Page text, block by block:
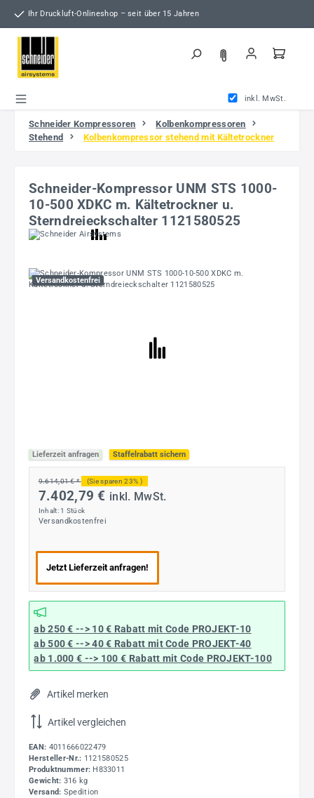
Zum Hauptinhalt springen
Ihr Druckluft-Onlineshop – seit über 15 Jahren
inkl. MwSt.
Schneider Kompressoren
Kolbenkompressoren
Stehend
Kolbenkompressor stehend mit Kältetrockner
Schneider-Kompressor UNM STS 1000-
10-500 XDKC m. Kältetrockner u.
Sterndreieckschalter 1121580525
Bildergalerie überspringen
Versandkostenfrei
Lieferzeit anfragen Staffelrabatt sichern
9.614,01 € * (Sie sparen 23% )
7.402,79 € inkl. MwSt.
Inhalt: 1 Stück
Versandkostenfrei
Jetzt Lieferzeit anfragen!
ab 250 € --> 10 € Rabatt mit Code PROJEKT-10
ab 500 € --> 40 € Rabatt mit Code PROJEKT-40
ab 1.000 € --> 100 € Rabatt mit Code PROJEKT-100
Artikel merken
Artikel vergleichen
EAN: 4011666022479
Hersteller-Nr.: 1121580525
Produktnummer: H833011
Gewicht: 316 kg
Versand: Spedition